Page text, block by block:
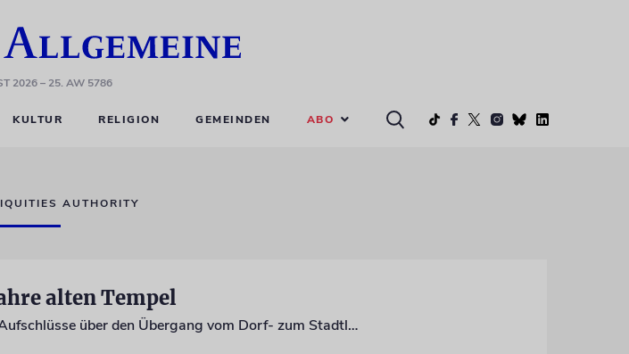
2026– 25. AW 5786
KULTUR RELIGION GEMEINDEN ABO
AUTHORITY
alten Tempel
Ein prähistorischer Fund in Zentralisrael könnte Aufschlüsse über den Übergang vom Dorf- zum Stadtleben in der frühen Bronzezeit geben. Forscher gehen davon aus, dass es sich um einen Tempel handelt